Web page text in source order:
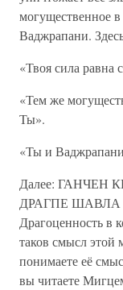
могущественное
Ваджрапани.
«Твоя сила равна
«Тем же
Ты».
«Ты и
Далее:
ДРАГПЕ ШАВЛА
Драгоценность в
таков смысл этой
понимаете её
вы читаете